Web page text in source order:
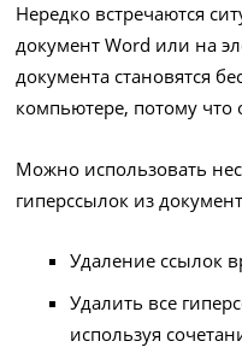
Нередко встречаются
документ Word или на
документа становятся
компьютере, потому что
Можно использовать
гиперссылок из
Удаление ссылок
Удалить все
используя